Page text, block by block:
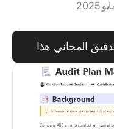
المجاني هذا